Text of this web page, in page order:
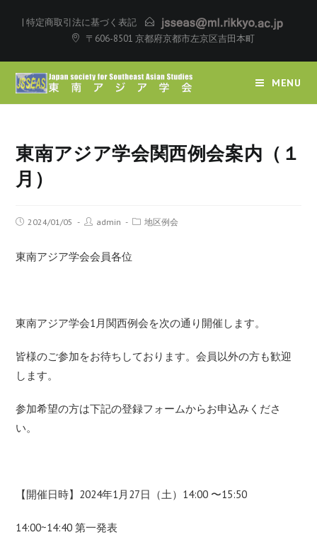
| 特定商取引法に基づく表記
〒606-8501 京都府京都市左京区吉田本町
MENU
東南アジア学会関西例会案内（１
月）
2024/01/05 admin 地区例会
東南アジア学会会員各位
東南アジア学会1月関西例会を次の通り開催します。
皆様のご参加をお待ちしております。会員以外の方も歓迎
します。
参加希望の方は下記の登録フォームからお申込みくださ
い。
【開催日時】2024年1月27日（土）14:00 〜15:50
14:00~14:40 第一発表